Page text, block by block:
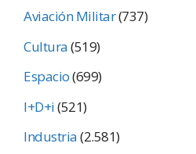
Aviación Militar(737)
Cultura(519)
Espacio(699)
I+D+i(521)
Industria(2.581)